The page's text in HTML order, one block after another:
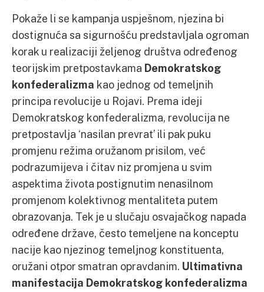
Pokaže li se kampanja uspješnom, njezina bi
dostignuća sa sigurnošću predstavljala ogroman
korak u realizaciji željenog društva određenog
teorijskim pretpostavkama Demokratskog
konfederalizma kao jednog od temeljnih
principa revolucije u Rojavi. Prema ideji
Demokratskog konfederalizma, revolucija ne
pretpostavlja ‘nasilan prevrat’ ili pak puku
promjenu režima oružanom prisilom, već
podrazumijeva i čitav niz promjena u svim
aspektima života postignutim nenasilnom
promjenom kolektivnog mentaliteta putem
obrazovanja. Tek je u slučaju osvajačkog napada
određene države, često temeljene na konceptu
nacije kao njezinog temeljnog konstituenta,
oružani otpor smatran opravdanim. Ultimativna
manifestacija Demokratskog konfederalizma